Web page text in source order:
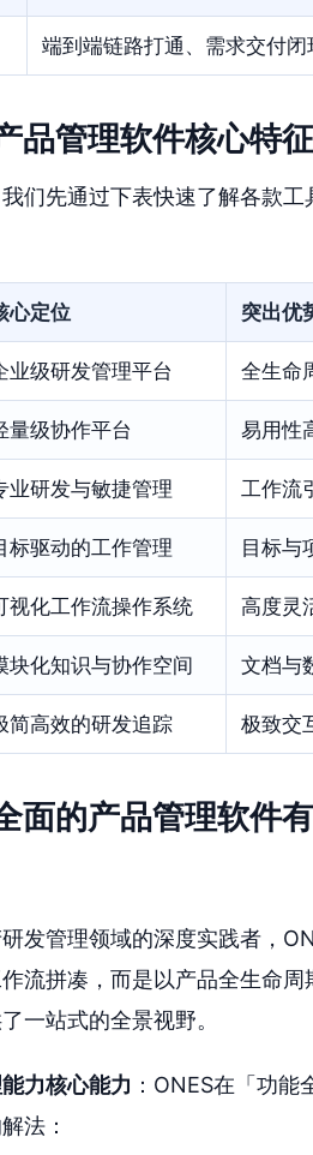
端到端链路打通、需求交付闭
品管理软件核心特
们先通过下表快速了解各款
心定位 突出优
业级研发管理平台 全生命
量级协作平台 易用性
业研发与敏捷管理 工作流
标驱动的工作管理 目标与
视化工作流操作系统 高度灵
块化知识与协作空间 文档与
简高效的研发追踪 极致交
面的产品管理软件
发管理领域的深度实践者，
流拼凑，而是以产品全生命
一站式的全景视野。
力核心能力 ：ONES在「功
法：